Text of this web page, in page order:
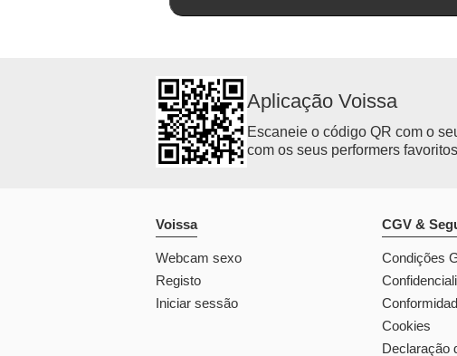
Aplicação Voissa
Escaneie o código QR com o
com os seus performers
Voissa
Webcam sexo
Registo
Iniciar sessão
CGV &
Condições
Cookies
Declaração